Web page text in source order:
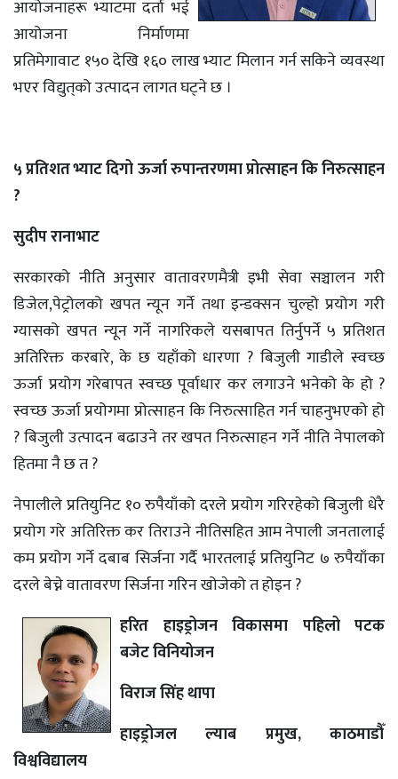
आयोजनाहरू भ्याटमा दर्ता भई
आयोजना निर्माणमा
प्रतिमेगावाट १५० देखि १६० लाख भ्याट मिलान गर्न सकिने व्यवस्था
भएर विद्युत्‌को उत्पादन लागत घट्ने छ ।
५ प्रतिशत भ्याट दिगो ऊर्जा रुपान्तरणमा प्रोत्साहन कि निरुत्साहन
?
सुदीप रानाभाट
सरकारको नीति अनुसार वातावरणमैत्री इभी सेवा सञ्चालन गरी
डिजेल,पेट्रोलको खपत न्यून गर्ने तथा इन्डक्सन चुल्हो प्रयोग गरी
ग्यासको खपत न्यून गर्ने नागरिकले यसबापत तिर्नुपर्ने ५ प्रतिशत
अतिरिक्त करबारे, के छ यहाँको धारणा ? बिजुली गाडीले स्वच्छ
ऊर्जा प्रयोग गरेबापत स्वच्छ पूर्वाधार कर लगाउने भनेको के हो ?
स्वच्छ ऊर्जा प्रयोगमा प्रोत्साहन कि निरुत्साहित गर्न चाहनुभएको हो
? बिजुली उत्पादन बढाउने तर खपत निरुत्साहन गर्ने नीति नेपालको
हितमा नै छ त ?
नेपालीले प्रतियुनिट १० रुपैयाँको दरले प्रयोग गरिरहेको बिजुली धेरै
प्रयोग गरे अतिरिक्त कर तिराउने नीतिसहित आम नेपाली जनतालाई
कम प्रयोग गर्ने दबाब सिर्जना गर्दै भारतलाई प्रतियुनिट ७ रुपैयाँका
दरले बेच्ने वातावरण सिर्जना गरिन खोजेको त होइन ?
हरित हाइड्रोजन विकासमा पहिलो पटक
बजेट विनियोजन
विराज सिंह थापा
हाइड्रोजल ल्याब प्रमुख, काठमाडौँ
विश्वविद्यालय